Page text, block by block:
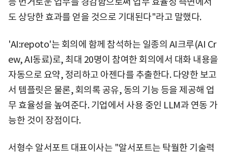
도 상당한 효과를 얻을 것으로 기대된다"라고 말했다.
'AI:repoto'는 회의에 함께 참석하는 일종의 AI크루(AI Cr
ew, AI동료)로, 최대 20명이 참여한 회의에서 대화 내용을
자동으로 요약, 정리하고 아젠다를 추출한다. 다양한 보고
서 템플릿은 물론, 회의록 공유, 동의 기능 등을 제공해 업
무 효율성을 높여준다. 기업에서 사용 중인 LLM과 연동 가
능한 것이 장점이다.
서형수 알서포트 대표이사는 "알서포트는 탁월한 기술력